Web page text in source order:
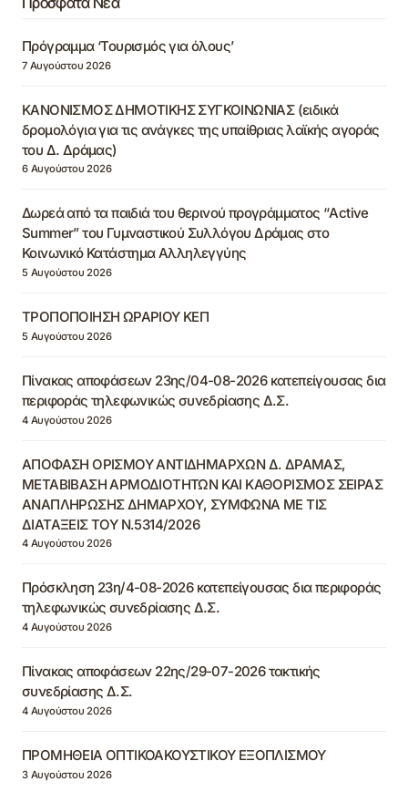
Πρόγραμμα ‘Τουρισμός για όλους’
7 Αυγούστου 2026
ΚΑΝΟΝΙΣΜΟΣ ΔΗΜΟΤΙΚΗΣ ΣΥΓΚΟΙΝΩΝΙΑΣ (ειδικά
δρομολόγια για τις ανάγκες της υπαίθριας λαϊκής αγοράς
του Δ. Δράμας)
6 Αυγούστου 2026
Δωρεά από τα παιδιά του θερινού προγράμματος “Active
Summer” του Γυμναστικού Συλλόγου Δράμας στο
Κοινωνικό Κατάστημα Αλληλεγγύης
5 Αυγούστου 2026
ΤΡΟΠΟΠΟΙΗΣΗ ΩΡΑΡΙΟΥ ΚΕΠ
5 Αυγούστου 2026
Πίνακας αποφάσεων 23ης/04-08-2026 κατεπείγουσας δια
περιφοράς τηλεφωνικώς συνεδρίασης Δ.Σ.
4 Αυγούστου 2026
ΑΠΟΦΑΣΗ ΟΡΙΣΜΟΥ ΑΝΤΙΔΗΜΑΡΧΩΝ Δ. ΔΡΑΜΑΣ,
ΜΕΤΑΒΙΒΑΣΗ ΑΡΜΟΔΙΟΤΗΤΩΝ ΚΑΙ ΚΑΘΟΡΙΣΜΟΣ ΣΕΙΡΑΣ
ΑΝΑΠΛΗΡΩΣΗΣ ΔΗΜΑΡΧΟΥ, ΣΥΜΦΩΝΑ ΜΕ ΤΙΣ
ΔΙΑΤΑΞΕΙΣ ΤΟΥ Ν.5314/2026
4 Αυγούστου 2026
Πρόσκληση 23η/4-08-2026 κατεπείγουσας δια περιφοράς
τηλεφωνικώς συνεδρίασης Δ.Σ.
4 Αυγούστου 2026
Πίνακας αποφάσεων 22ης/29-07-2026 τακτικής
συνεδρίασης Δ.Σ.
4 Αυγούστου 2026
ΠΡΟΜΗΘΕΙΑ ΟΠΤΙΚΟΑΚΟΥΣΤΙΚΟΥ ΕΞΟΠΛΙΣΜΟΥ
3 Αυγούστου 2026